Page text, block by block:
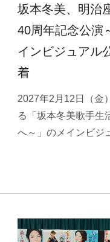
坂本冬美、明治
40周年記念公演
インビジュアル
着
2027年2月12日（金
る「坂本冬美歌手生
へ～」のメインビジ